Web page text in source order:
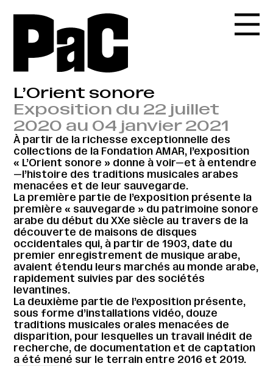
L’Orient sonore
Exposition du 22 juillet
2020 au 04 janvier 2021
À partir de la richesse exceptionnelle des
collections de la Fondation AMAR, l’exposition
« L’Orient sonore » donne à voir—et à entendre
—l’histoire des traditions musicales arabes
menacées et de leur sauvegarde.
La première partie de l’exposition présente la
première « sauvegarde » du patrimoine sonore
arabe du début du XXe siècle au travers de la
découverte de maisons de disques
occidentales qui, à partir de 1903, date du
premier enregistrement de musique arabe,
avaient étendu leurs marchés au monde arabe,
rapidement suivies par des sociétés
levantines.
La deuxième partie de l’exposition présente,
sous forme d’installations vidéo, douze
traditions musicales orales menacées de
disparition, pour lesquelles un travail inédit de
recherche, de documentation et de captation
a été mené sur le terrain entre 2016 et 2019.